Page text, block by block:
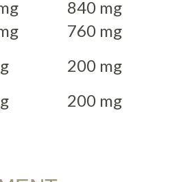
840 mg
760 mg
200 mg
200 mg